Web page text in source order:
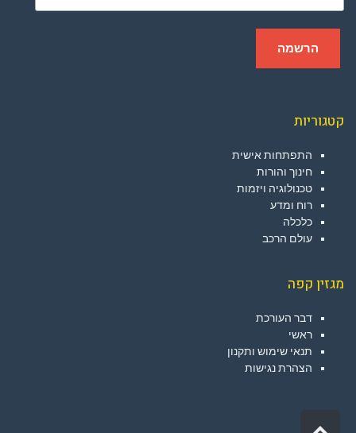
קטגוריות
התפתחות אישית
חינוך והורות
טכנולוגיה ויזמות
רוח ומדע
כלכלה
עולם הרכב
מגזין קפה
דבר העורכת
ראשי
תנאי שימוש ותקנון
הצהרת נגישות